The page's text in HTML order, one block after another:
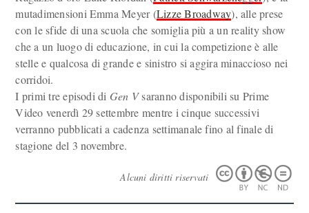
mutadimensioni Emma Meyer (Lizze Broadway), alle prese
con le sfide di una scuola che somiglia più a un reality show
che a un luogo di educazione, in cui la competizione è alle
stelle e qualcosa di grande e sinistro si aggira minaccioso nei
corridoi.
I primi tre episodi di Gen Vsaranno disponibili su Prime
Video venerdì 29 settembre mentre i cinque successivi
verranno pubblicati a cadenza settimanale fino al finale di
stagione del 3 novembre.
Alcuni diritti riservati